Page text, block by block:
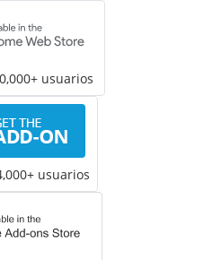
usuarios
usuarios